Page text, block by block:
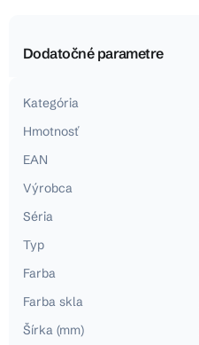
Dodatočné parametre
Kategória
Hmotnosť
EAN
Výrobca
Séria
Typ
Farba
Farba skla
Šírka (mm)